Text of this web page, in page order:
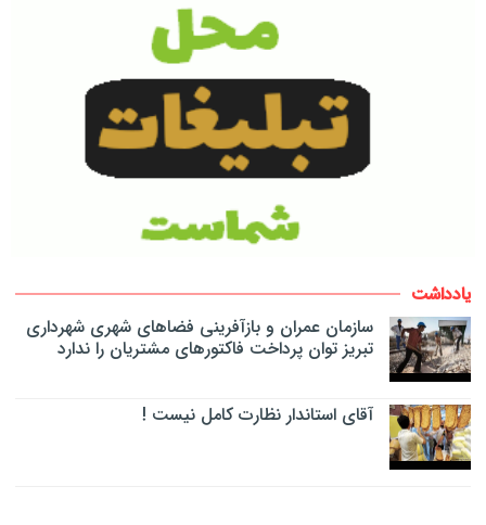
یادداشت
سازمان عمران و بازآفرینی فضاهای شهری شهرداری
تبریز توان پرداخت فاکتورهای مشتریان را ندارد
آقای استاندار نظارت کامل نیست !